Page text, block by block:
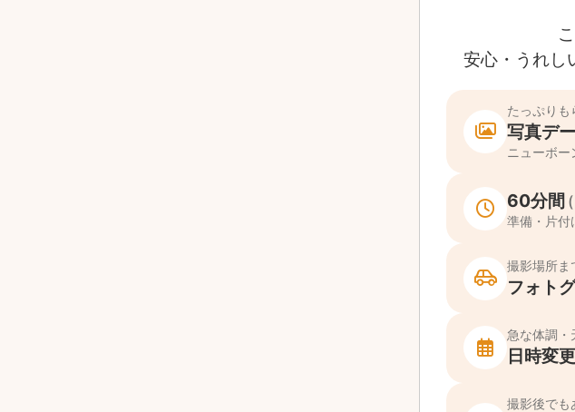
*撮影場所や日時によって、一部のフ
あります。撮影日時・場所・フォトグ
該当する場合、申込みフォームでお知